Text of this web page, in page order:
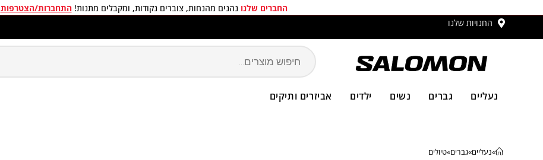
החברים שלנו נהנים מהנחות, צוברים נקודות, ומקבלים מתנות!התחברות/הצטרפות
החנויות שלנו
משלוחים חינם בכל קניה מעל 299 ₪
נעליים גברים נשים ילדים אביזרים ותיקים
»נעליים»גברים»טיולים